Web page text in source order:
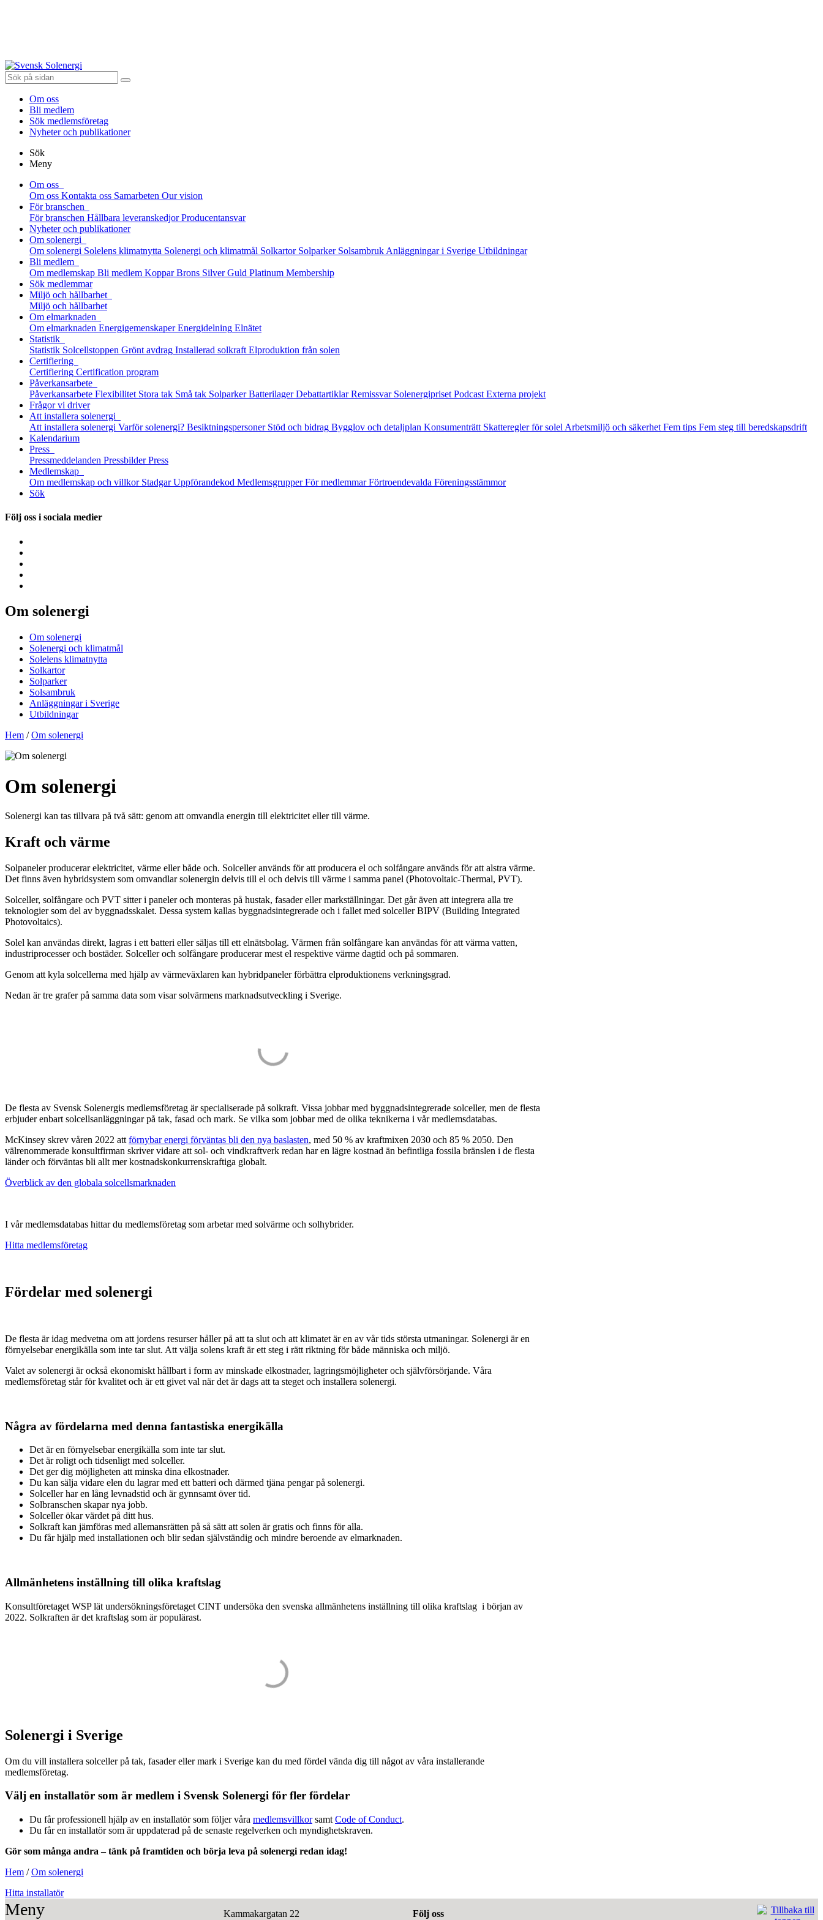
Om oss
Bli medlem
Sök medlemsföretag
Nyheter och publikationer
Sök
Meny
Om oss
Om oss Kontakta oss Samarbeten Our vision
För branschen
För branschen Hållbara leveranskedjor Producentansvar
Nyheter och publikationer
Om solenergi
Om solenergi Solelens klimatnytta Solenergi och klimatmål Solkartor Solparker Solsambruk Anläggningar i Sverige Utbildningar
Bli medlem
Om medlemskap Bli medlem Koppar Brons Silver Guld Platinum Membership
Sök medlemmar
Miljö och hållbarhet
Miljö och hållbarhet
Om elmarknaden
Om elmarknaden Energigemenskaper Energidelning Elnätet
Statistik
Statistik Solcellstoppen Grönt avdrag Installerad solkraft Elproduktion från solen
Certifiering
Certifiering Certification program
Påverkansarbete
Påverkansarbete Flexibilitet Stora tak Små tak Solparker Batterilager Debattartiklar Remissvar Solenergipriset Podcast Externa projekt
Frågor vi driver
Att installera solenergi
Att installera solenergi Varför solenergi? Besiktningspersoner Stöd och bidrag Bygglov och detaljplan Konsumenträtt Skatteregler för solel Arbetsmiljö och säkerhet Fem tips Fem steg till beredskaps­drift
Kalendarium
Press
Pressmeddelanden Pressbilder Press
Medlemskap
Om medlemskap och villkor Stadgar Uppförandekod Medlemsgrupper För medlemmar Förtroendevalda Föreningsstämmor
Sök
Följ oss i sociala medier
Om solenergi
Om solenergi
Solenergi och klimatmål
Solelens klimatnytta
Solkartor
Solparker
Solsambruk
Anläggningar i Sverige
Utbildningar
Hem /Om solenergi
Om solenergi
Solenergi kan tas tillvara på två sätt: genom att omvandla energin till elektricitet eller till värme.
Kraft och värme
Solpaneler producerar elektricitet, värme eller både och. Solceller används för att producera el och solfångare används för att alstra värme.
Det finns även hybridsystem som omvandlar solenergin delvis till el och delvis till värme i samma panel (Photovoltaic-Thermal, PVT).
Solceller, solfångare och PVT sitter i paneler och monteras på hustak, fasader eller markställningar. Det går även att integrera alla tre
teknologier som del av byggnadsskalet. Dessa system kallas byggnadsintegrerade och i fallet med solceller BIPV (Building Integrated
Photovoltaics).
Solel kan användas direkt, lagras i ett batteri eller säljas till ett elnätsbolag. Värmen från solfångare kan användas för att värma vatten,
industriprocesser och bostäder. Solceller och solfångare producerar mest el respektive värme dagtid och på sommaren.
Genom att kyla solcellerna med hjälp av värmeväxlaren kan hybridpaneler förbättra elproduktionens verkningsgrad.
Nedan är tre grafer på samma data som visar solvärmens marknadsutveckling i Sverige.
De flesta av Svensk Solenergis medlemsföretag är specialiserade på solkraft. Vissa jobbar med byggnadsintegrerade solceller, men de flesta
erbjuder enbart solcellsanläggningar på tak, fasad och mark. Se vilka som jobbar med de olika teknikerna i vår medlemsdatabas.
McKinsey skrev våren 2022 att förnybar energi förväntas bli den nya baslasten, med 50 % av kraftmixen 2030 och 85 % 2050. Den
välrenommerade konsultfirman skriver vidare att sol- och vindkraftverk redan har en lägre kostnad än befintliga fossila bränslen i de flesta
länder och förväntas bli allt mer kostnadskonkurrenskraftiga globalt.
Överblick av den globala solcellsmarknaden
I vår medlemsdatabas hittar du medlemsföretag som arbetar med solvärme och solhybrider.
Hitta medlemsföretag
Fördelar med solenergi
De flesta är idag medvetna om att jordens resurser håller på att ta slut och att klimatet är en av vår tids största utmaningar. Solenergi är en
förnyelsebar energikälla som inte tar slut. Att välja solens kraft är ett steg i rätt riktning för både människa och miljö.
Valet av solenergi är också ekonomiskt hållbart i form av minskade elkostnader, lagringsmöjligheter och självförsörjande. Våra
medlemsföretag står för kvalitet och är ett givet val när det är dags att ta steget och installera solenergi.
Några av fördelarna med denna fantastiska energikälla
Det är en förnyelsebar energikälla som inte tar slut.
Det är roligt och tidsenligt med solceller.
Det ger dig möjligheten att minska dina elkostnader.
Du kan sälja vidare elen du lagrar med ett batteri och därmed tjäna pengar på solenergi.
Solceller har en lång levnadstid och är gynnsamt över tid.
Solbranschen skapar nya jobb.
Solceller ökar värdet på ditt hus.
Solkraft kan jämföras med allemansrätten på så sätt att solen är gratis och finns för alla.
Du får hjälp med installationen och blir sedan självständig och mindre beroende av elmarknaden.
Allmänhetens inställning till olika kraftslag
Konsultföretaget WSP lät undersökningsföretaget CINT undersöka den svenska allmänhetens inställning till olika kraftslag i början av
2022. Solkraften är det kraftslag som är populärast.
Solenergi i Sverige
Om du vill installera solceller på tak, fasader eller mark i Sverige kan du med fördel vända dig till något av våra installerande
medlemsföretag.
Välj en installatör som är medlem i Svensk Solenergi för fler fördelar
Du får professionell hjälp av en installatör som följer våra medlemsvillkorsamt Code of Conduct.
Du får en installatör som är uppdaterad på de senaste regelverken och myndighetskraven.
Gör som många andra – tänk på framtiden och börja leva på solenergi redan idag!
Hem /Om solenergi
Hitta installatör
Meny
Kammakargatan 22
Följ oss